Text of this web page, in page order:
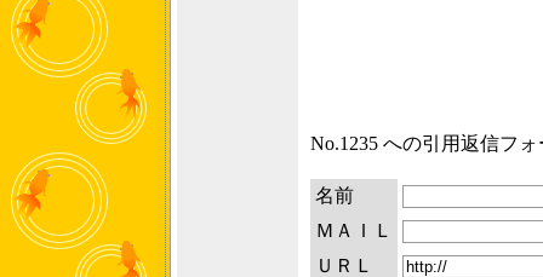
No.1235 への引用返信フ
名前
ＭＡＩＬ
ＵＲＬ